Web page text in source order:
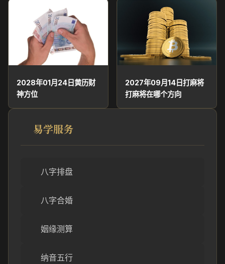
2028年01月24日黄历财
神方位
2027年09月14日打麻将
打麻将在哪个方向
易学服务
八字排盘
八字合婚
姻缘测算
纳音五行